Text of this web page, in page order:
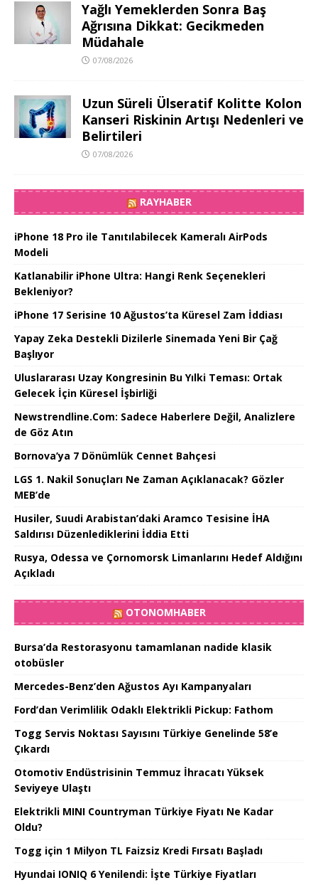
Yağlı Yemeklerden Sonra Baş
Ağrısına Dikkat: Gecikmeden
Müdahale
07/08/2026
Uzun Süreli Ülseratif Kolitte Kolon
Kanseri Riskinin Artışı Nedenleri ve
Belirtileri
07/08/2026
RAYHABER
iPhone 18 Pro ile Tanıtılabilecek Kameralı AirPods
Modeli
Katlanabilir iPhone Ultra: Hangi Renk Seçenekleri
Bekleniyor?
iPhone 17 Serisine 10 Ağustos’ta Küresel Zam İddiası
Yapay Zeka Destekli Dizilerle Sinemada Yeni Bir Çağ
Başlıyor
Uluslararası Uzay Kongresinin Bu Yılki Teması: Ortak
Gelecek İçin Küresel İşbirliği
Newstrendline.Com: Sadece Haberlere Değil, Analizlere
de Göz Atın
Bornova’ya 7 Dönümlük Cennet Bahçesi
LGS 1. Nakil Sonuçları Ne Zaman Açıklanacak? Gözler
MEB’de
Husiler, Suudi Arabistan’daki Aramco Tesisine İHA
Saldırısı Düzenlediklerini İddia Etti
Rusya, Odessa ve Çornomorsk Limanlarını Hedef Aldığını
Açıkladı
OTONOMHABER
Bursa’da Restorasyonu tamamlanan nadide klasik
otobüsler
Mercedes-Benz’den Ağustos Ayı Kampanyaları
Ford’dan Verimlilik Odaklı Elektrikli Pickup: Fathom
Togg Servis Noktası Sayısını Türkiye Genelinde 58’e
Çıkardı
Otomotiv Endüstrisinin Temmuz İhracatı Yüksek
Seviyeye Ulaştı
Elektrikli MINI Countryman Türkiye Fiyatı Ne Kadar
Oldu?
Togg için 1 Milyon TL Faizsiz Kredi Fırsatı Başladı
Hyundai IONIQ 6 Yenilendi: İşte Türkiye Fiyatları